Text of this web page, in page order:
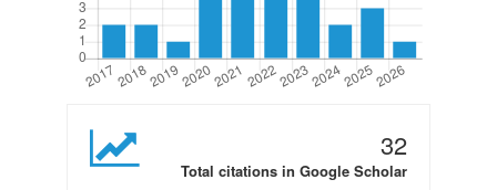
32
Total citations in Google Scholar